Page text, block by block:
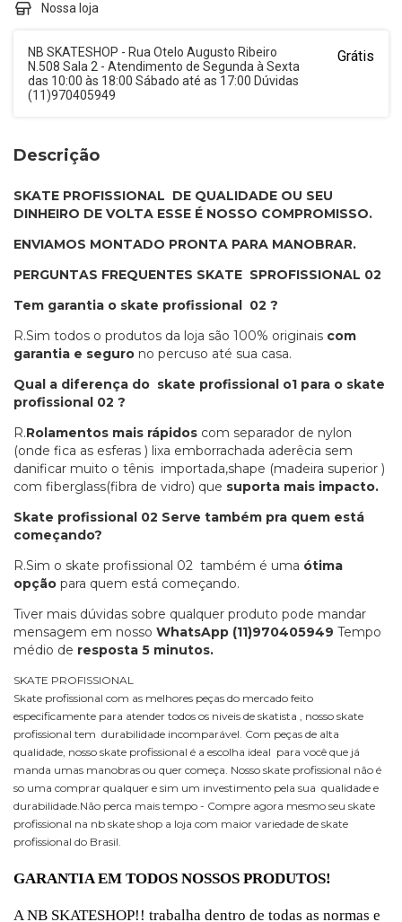
Nossa loja
NB SKATESHOP - Rua Otelo Augusto Ribeiro
N.508 Sala 2 - Atendimento de Segunda à Sexta
das 10:00 às 18:00 Sábado até as 17:00 Dúvidas
(11)970405949
Grátis
Descrição
SKATE PROFISSIONAL DE QUALIDADE OU SEU
DINHEIRO DE VOLTA ESSE É NOSSO COMPROMISSO.
ENVIAMOS MONTADO PRONTA PARA MANOBRAR.
PERGUNTAS FREQUENTES SKATE SPROFISSIONAL 02
Tem garantia o skate profissional 02 ?
R.Sim todos o produtos da loja são 100% originais com
garantia e seguro no percuso até sua casa.
Qual a diferença do skate profissional o1 para o skate
profissional 02 ?
R.Rolamentos mais rápidos com separador de nylon
(onde fica as esferas ) lixa emborrachada aderêcia sem
danificar muito o tênis importada,shape (madeira superior )
com fiberglass(fibra de vidro) que suporta mais impacto.
Skate profissional 02 Serve também pra quem está
começando?
R.Sim o skate profissional 02 também é uma ótima
opção para quem está começando.
Tiver mais dúvidas sobre qualquer produto pode mandar
mensagem em nosso WhatsApp (11)970405949 Tempo
médio de resposta 5 minutos.
SKATE PROFISSIONAL
Skate profissional com as melhores peças do mercado feito
especificamente para atender todos os niveis de skatista , nosso skate
profissional tem durabilidade incomparável. Com peças de alta
qualidade, nosso skate profissional é a escolha ideal para você que já
manda umas manobras ou quer começa. Nosso skate profissional não é
so uma comprar qualquer e sim um investimento pela sua qualidade e
durabilidade.Não perca mais tempo - Compre agora mesmo seu skate
profissional na nb skate shop a loja com maior variedade de skate
profissional do Brasil.
GARANTIA EM TODOS NOSSOS PRODUTOS!
A NB SKATESHOP!! trabalha dentro de todas as normas e